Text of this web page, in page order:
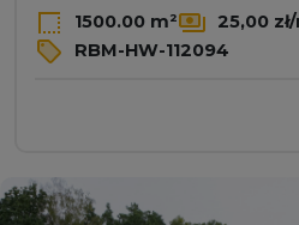
1500.00 m² 25,00
RBM-HW-112094